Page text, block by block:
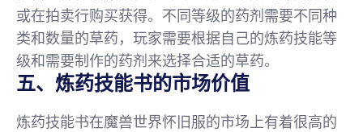
或在拍卖行购买获得。不同等级的药剂需要不同种
类和数量的草药，玩家需要根据自己的炼药技能等
级和需要制作的药剂来选择合适的草药。
五、炼药技能书的市场价值
炼药技能书在魔兽世界怀旧服的市场上有着很高的